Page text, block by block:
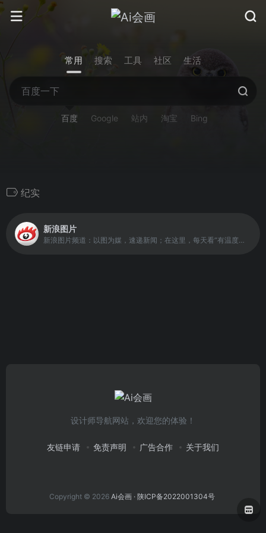
常用 搜索 工具 社区 生活
百度 Google 站内 淘宝 Bing
纪实
新浪图片
新浪图片频道：以图为媒，速递新闻；在这里，每天看“有温度的视觉”。频道致力于成为中国报道摄影师成长平台。以影像记录中国，发掘历史，感知世界。品牌栏目有《看见》、《记忆》、《新青年》专栏等，其一年一度的“拍照吧少年”摄影工坊，为互联网首创。
设计师导航网站，欢迎您的体验！
友链申请 免责声明 广告合作 关于我们
Copyright © 2026 Ai会画 · 陕ICP备2022001304号